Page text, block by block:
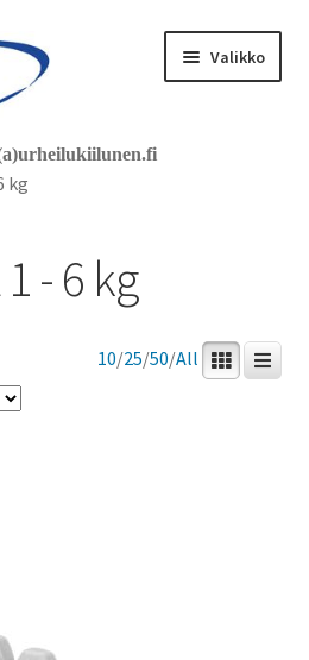
Valikko
kg
- 6 kg
10/25/50/All